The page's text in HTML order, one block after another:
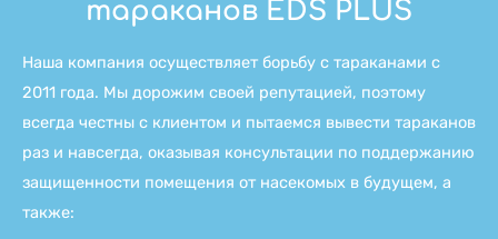
тараканов EDS PLUS
Наша компания осуществляет борьбу с тараканами с
2011 года. Мы дорожим своей репутацией, поэтому
всегда честны с клиентом и пытаемся вывести тараканов
раз и навсегда, оказывая консультации по поддержанию
защищенности помещения от насекомых в будущем, а
также: